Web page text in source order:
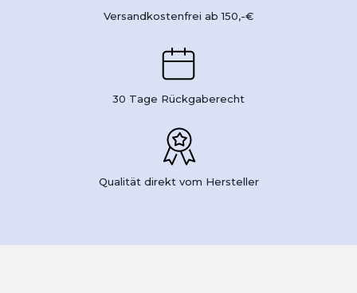
Versandkostenfrei ab 150,-€
30 Tage Rückgaberecht
Qualität direkt vom Hersteller